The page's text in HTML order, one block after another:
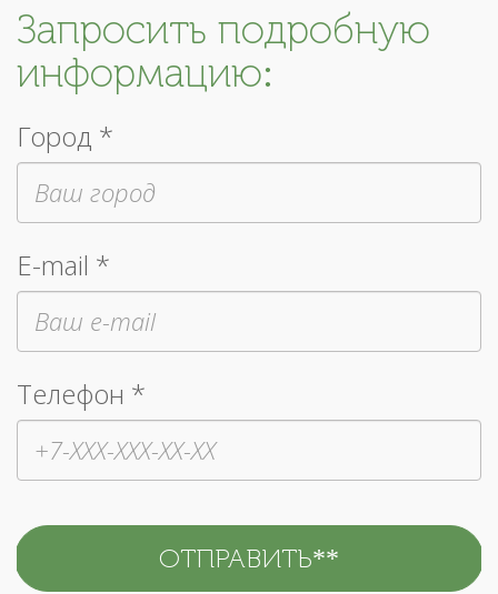
Запросить подробную
информацию:
Город *
E-mail *
Телефон *